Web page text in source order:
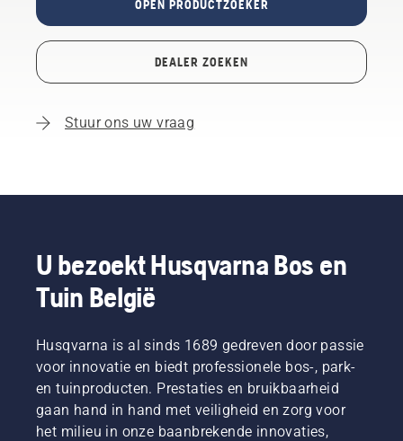
OPEN PRODUCTZOEKER
DEALER ZOEKEN
Stuur ons uw vraag
U bezoekt Husqvarna Bos en
Tuin België
Husqvarna is al sinds 1689 gedreven door passie
voor innovatie en biedt professionele bos-, park-
en tuinproducten. Prestaties en bruikbaarheid
gaan hand in hand met veiligheid en zorg voor
het milieu in onze baanbrekende innovaties,